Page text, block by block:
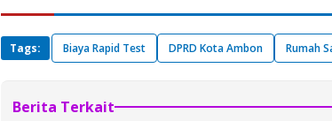
Tags: Biaya Rapid Test DPRD Kota Ambon Rumah
Berita Terkait